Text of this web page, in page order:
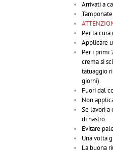
Arrivati a
Per la
Applicare
Per i primi
crema si
tatuaggio
giorni).
Fuori dal
Non
Se lavori a
di nastro.
Evitare
Una volta
La buona